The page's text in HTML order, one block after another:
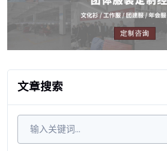
文章搜索